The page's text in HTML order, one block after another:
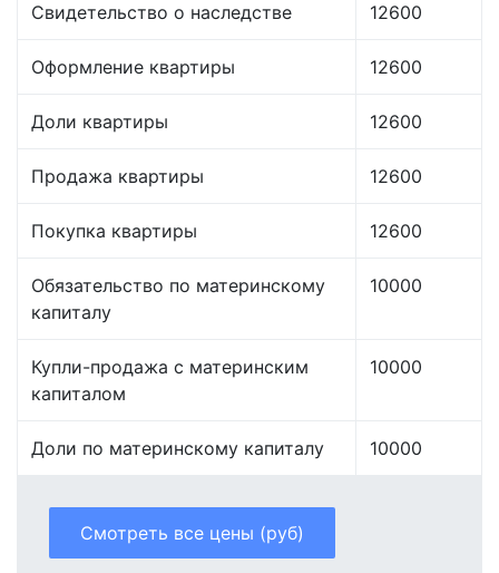
Свидетельство о наследстве 12600
Оформление квартиры 12600
Доли квартиры 12600
Продажа квартиры 12600
Покупка квартиры 12600
Обязательство по материнскому
капиталу
10000
Купли-продажа с материнским
капиталом
10000
Доли по материнскому капиталу 10000
Смотреть все цены (руб)